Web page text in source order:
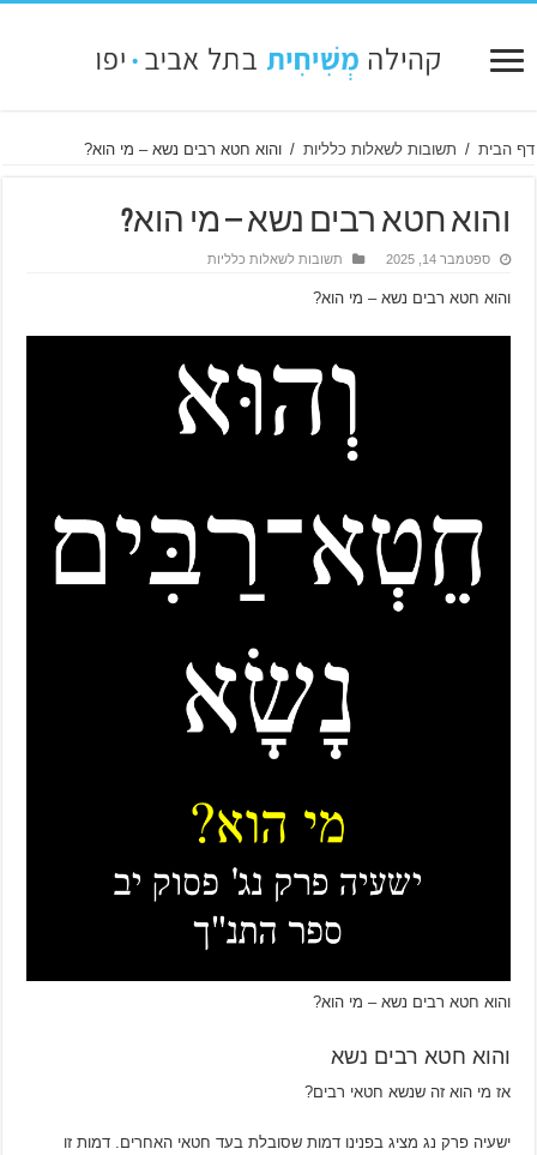
דף הבית / תשובות לשאלות כלליות / והוא חטא רבים נשא – מי הוא?
והוא חטא רבים נשא – מי הוא?
ספטמבר 14, 2025 תשובות לשאלות כלליות
והוא חטא רבים נשא – מי הוא?
והוא חטא רבים נשא – מי הוא?
והוא חטא רבים נשא
אז מי הוא זה שנשא חטאי רבים?
ישעיה פרק נג מציג בפנינו דמות שסובלת בעד חטאי האחרים. דמות זו